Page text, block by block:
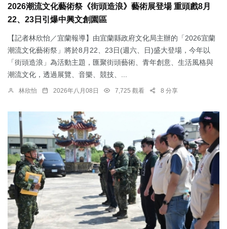
2026潮流文化藝術祭《街頭造浪》藝術展登場 重頭戲8月
22、23日引爆中興文創園區
【記者林欣怡／宜蘭報導】由宜蘭縣政府文化局主辦的「2026宜蘭
潮流文化藝術祭」將於8月22、23日(週六、日)盛大登場，今年以
「街頭造浪」為活動主題，匯聚街頭藝術、青年創意、生活風格與
潮流文化，透過展覽、音樂、競技、...
林欣怡 2026年八月08日 7,725 觀看 8 分享